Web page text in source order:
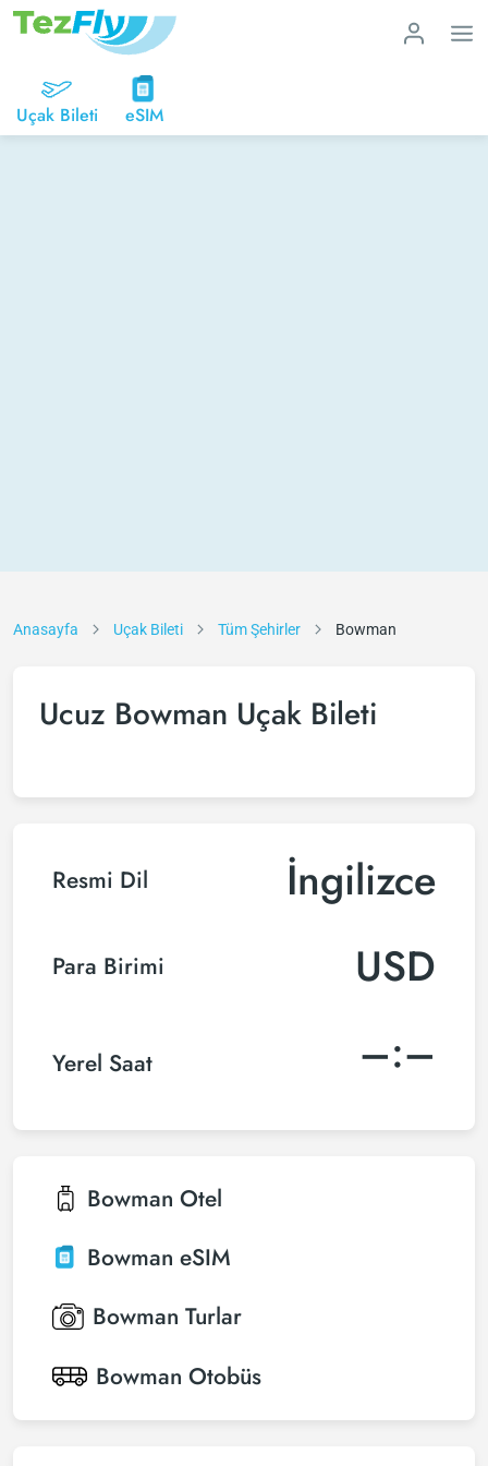
Uçak Bileti eSIM
Anasayfa Uçak Bileti Tüm Şehirler Bowman
Ucuz Bowman Uçak Bileti
Resmi Dil İngilizce
Para Birimi USD
Yerel Saat –:–
Bowman Otel
Bowman eSIM
Bowman Turlar
Bowman Otobüs